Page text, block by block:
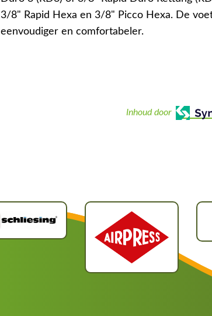
3/8" Rapid Hexa en 3/8" Picco Hexa. De
eenvoudiger en comfortabeler.
Inhoud door